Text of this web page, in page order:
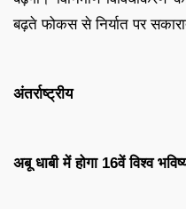
बढ़ते फोकस से निर्यात पर
अंतर्राष्ट्रीय
अबू धाबी में होगा 16वें विश्व